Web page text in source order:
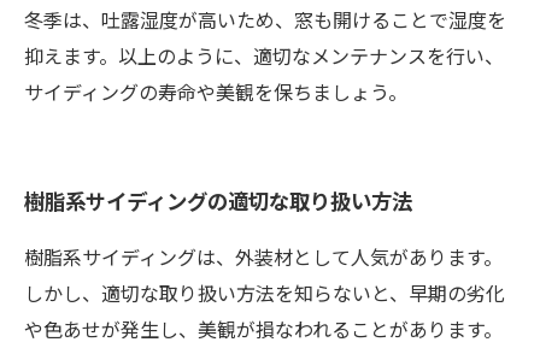
冬季は、吐露湿度が高いため、窓も開けることで湿度を
抑えます。以上のように、適切なメンテナンスを行い、
サイディングの寿命や美観を保ちましょう。
樹脂系サイディングの適切な取り扱い方法
樹脂系サイディングは、外装材として人気があります。
しかし、適切な取り扱い方法を知らないと、早期の劣化
や色あせが発生し、美観が損なわれることがあります。